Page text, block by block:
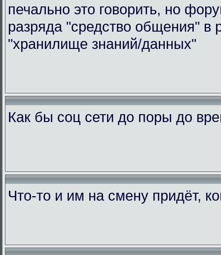
печально это говорить, но
разряда "средство общения" в
"хранилище знаний/данных"
Как бы соц сети до поры до
Что-то и им на смену придёт,